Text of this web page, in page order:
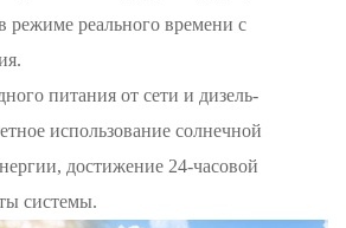
режиме реального времени с
питания от сети и дизель-
использование солнечной
достижение 24-часовой
системы.